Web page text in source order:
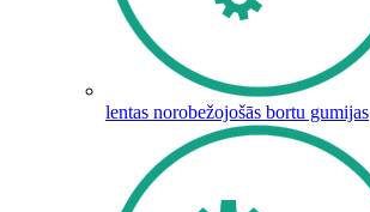
lentas norobežojošās bortu gumijas